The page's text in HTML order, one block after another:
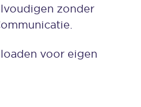
zonder
voor eigen